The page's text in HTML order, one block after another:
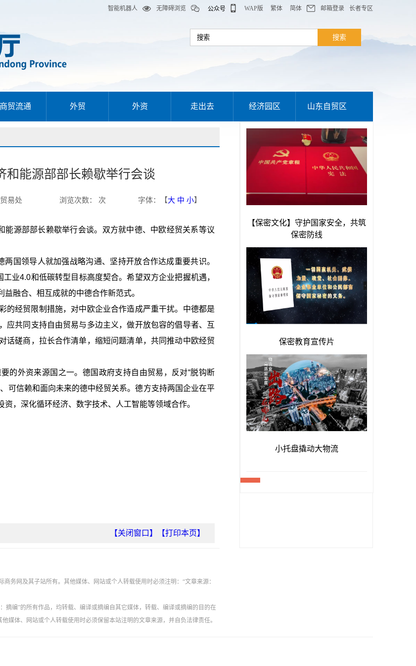
智能机器人 无障碍浏览 公众号 WAP版 繁体 简体 邮箱登录 长者专区
商贸流通 外贸 外资 走出去 经济园区 山东自贸区
和能源部部长赖歇举行会谈
易处 浏览次数： 次 字体：【大中 小】
源部部长赖歇举行会谈。双方就中德、中欧经贸关系等议
国领导人就加强战略沟通、坚持开放合作达成重要共识。
业4.0和低碳转型目标高度契合。希望双方企业把握机遇，
融合、相互成就的中德合作新范式。
的经贸限制措施，对中欧企业合作造成严重干扰。中德都是
应共同支持自由贸易与多边主义，做开放包容的倡导者、互
话磋商，拉长合作清单，缩短问题清单，共同推动中欧经贸
的外资来源国之一。德国政府支持自由贸易，反对“脱钩断
可信赖和面向未来的德中经贸关系。德方支持两国企业在平
，深化循环经济、数字技术、人工智能等领域合作。
【打印本页】
【关闭窗口】
务网及其子站所有。其他媒体、网站或个人转载使用时必须注明：“文章来源：
摘编”的所有作品，均转载、编译或摘编自其它媒体，转载、编译或摘编的目的在
媒体、网站或个人转载使用时必须保留本站注明的文章来源，并自负法律责任。